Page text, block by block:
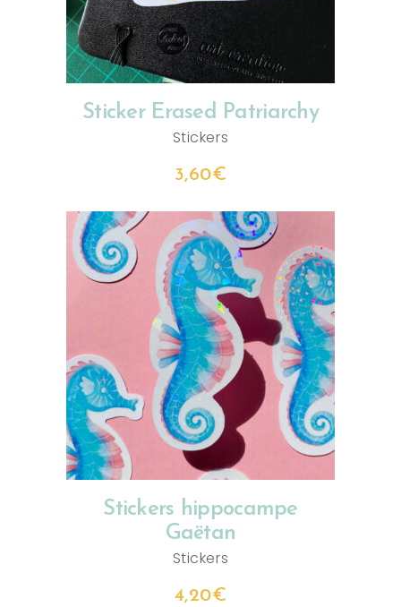
Sticker Erased Patriarchy
Stickers
3,60€
AJOUTER AU PANIER
Stickers hippocampe
Gaëtan
Stickers
4,20€